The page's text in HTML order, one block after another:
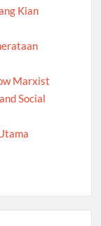
Kian
Marxist
Social